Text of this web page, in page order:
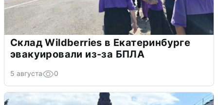
Склад Wildberries в Екатеринбурге
эвакуировали из-за БПЛА
5 августа 0